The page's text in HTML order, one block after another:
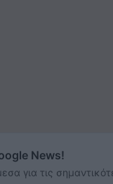
News!
για τις